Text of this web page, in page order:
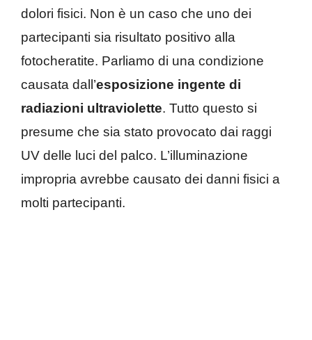
dolori fisici. Non è un caso che uno dei
partecipanti sia risultato positivo alla
fotocheratite. Parliamo di una condizione
causata dall’esposizione ingente di
radiazioni ultraviolette. Tutto questo si
presume che sia stato provocato dai raggi
UV delle luci del palco. L’illuminazione
impropria avrebbe causato dei danni fisici a
molti partecipanti.